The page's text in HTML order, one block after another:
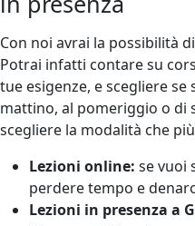
Con noi avrai la possibilità
Potrai infatti contare su
tue esigenze, e scegliere
mattino, al pomeriggio o di
scegliere la modalità che
Lezioni online: se vuoi
perdere tempo e
Lezioni in presenza a